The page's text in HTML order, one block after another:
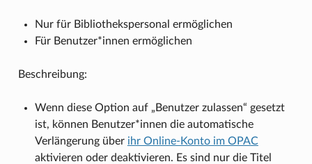
Nur für Bibliothekspersonal ermöglichen
Für Benutzer*innen ermöglichen
Beschreibung:
Wenn diese Option auf „Benutzer zulassen“ gesetzt
ist, können Benutzer*innen die automatische
Verlängerung über ihr Online-Konto im OPAC
aktivieren oder deaktivieren. Es sind nur die Titel